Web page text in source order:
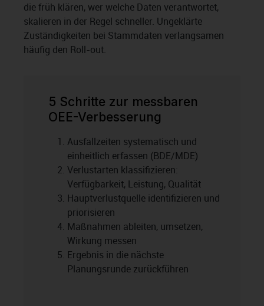
die früh klären, wer welche Daten verantwortet,
skalieren in der Regel schneller. Ungeklärte
Zuständigkeiten bei Stammdaten verlangsamen
häufig den Roll-out.
5 Schritte zur messbaren
OEE-Verbesserung
Ausfallzeiten systematisch und
einheitlich erfassen (BDE/MDE)
Verlustarten klassifizieren:
Verfügbarkeit, Leistung, Qualität
Hauptverlustquelle identifizieren und
priorisieren
Maßnahmen ableiten, umsetzen,
Wirkung messen
Ergebnis in die nächste
Planungsrunde zurückführen